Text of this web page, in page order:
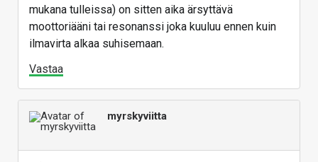
mukana tulleissa) on sitten aika ärsyttävä
moottoriääni tai resonanssi joka kuuluu ennen kuin
ilmavirta alkaa suhisemaan.
Vastaa
myrskyviitta